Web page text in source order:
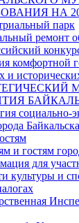
НА
парк
ремонт
комфортной
и
социально-
Байкальска
и гостям
для
культуры и